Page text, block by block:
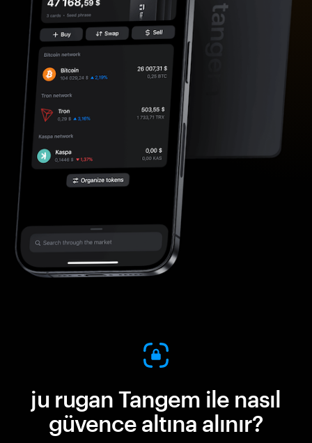
ju rugan Tangem ile nasıl
güvence altına alınır?